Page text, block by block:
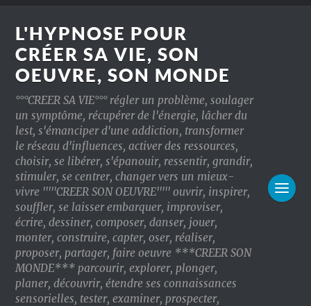
L'HYPNOSE POUR
CRÉER SA VIE, SON
OEUVRE, SON MONDE
°°°CREER SA VIE°°° régler un problème, soulager
un symptôme, récupérer de l'énergie, lâcher du
lest, s'émanciper d'une addiction, transformer
le réseau d'influences, activer des ressources,
choisir, se libérer, s'épanouir, ressentir, grandir,
stimuler, se centrer, changer vers un mieux-
vivre '''''CREER SON OEUVRE''''' ouvrir, inspirer,
souffler, se laisser embarquer, improviser,
écrire, dessiner, composer, danser, jouer,
monter, construire, capter, oser, réaliser,
proposer, partager, faire oeuvre ***CREER SON
MONDE*** parcourir, explorer, plonger,
planer, découvrir, étendre ses connaissances
sensorielles, tester, examiner, prospecter,